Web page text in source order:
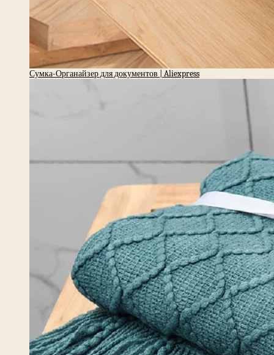
Сумка-Органайзер для документов | Aliexpress